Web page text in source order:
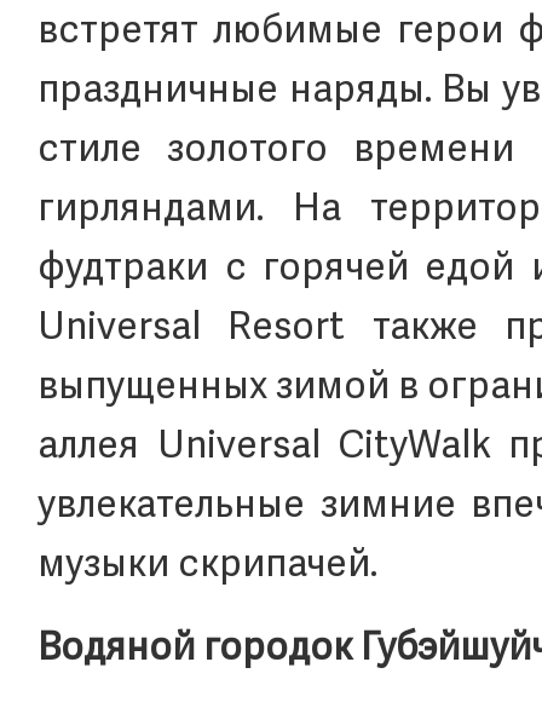
встретят любимые герои
праздничные наряды. Вы
стиле золотого
гирляндами. На
фудтраки с горячей едой
Universal Resort также
выпущенных зимой в
аллея Universal CityWalk
увлекательные зимние
музыки скрипачей.
Водяной городок